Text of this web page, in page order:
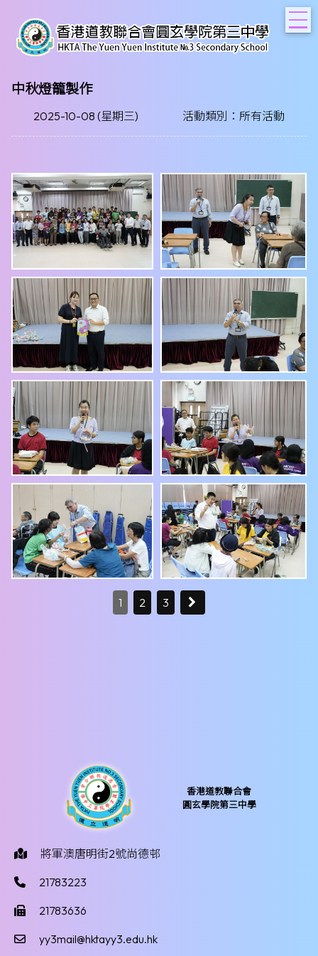
中秋燈籠製作
2025-10-08 (星期三) 活動類別：所有活動
1 2 3
香港道教聯合會
圓玄學院第三中學
將軍澳唐明街2號尚德邨
21783223
21783636
yy3mail@hktayy3.edu.hk